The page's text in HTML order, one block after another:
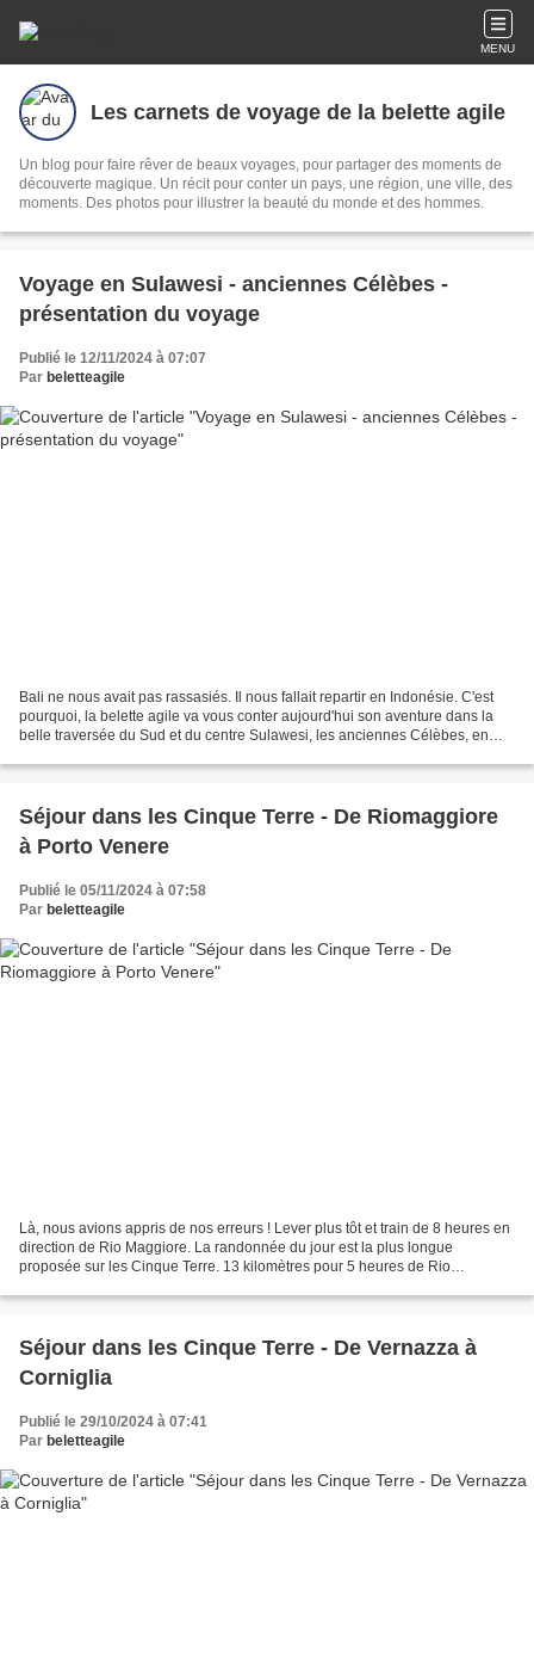
MENU
Les carnets de voyage de la belette agile
Un blog pour faire rêver de beaux voyages, pour partager des moments de
découverte magique. Un récit pour conter un pays, une région, une ville, des
moments. Des photos pour illustrer la beauté du monde et des hommes.
Voyage en Sulawesi - anciennes Célèbes -
présentation du voyage
Publié le 12/11/2024 à 07:07
Par beletteagile
Bali ne nous avait pas rassasiés. Il nous fallait repartir en Indonésie. C'est
pourquoi, la belette agile va vous conter aujourd'hui son aventure dans la
belle traversée du Sud et du centre Sulawesi, les anciennes Célèbes, en
Séjour dans les Cinque Terre - De Riomaggiore
à Porto Venere
Publié le 05/11/2024 à 07:58
Par beletteagile
Là, nous avions appris de nos erreurs ! Lever plus tôt et train de 8 heures en
direction de Rio Maggiore. La randonnée du jour est la plus longue
proposée sur les Cinque Terre. 13 kilomètres pour 5 heures de Rio
Séjour dans les Cinque Terre - De Vernazza à
Corniglia
Publié le 29/10/2024 à 07:41
Par beletteagile